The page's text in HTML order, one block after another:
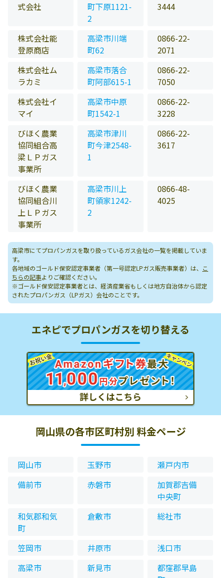
式会社
町下原1121-
2
3444
株式会社能
登原商店
高梁市川端
町62
0866-22-
2071
株式会社ム
ラカミ
高梁市落合
町阿部615-1
0866-22-
7050
株式会社イ
マイ
高梁市中原
町1542-1
0866-22-
3228
びほく農業
協同組合高
梁ＬＰガス
事業所
高梁市津川
町今津2548-
1
0866-22-
3617
びほく農業
協同組合川
上ＬＰガス
事業所
高梁市川上
町領家1242-
2
0866-48-
4025
高梁市にてプロパンガスを取り扱っているガス会社の一覧を掲載していま
す。
各地域のゴールド保安認定事業者（第一号認定LPガス販売事業者）は、
こ
ちらの記事よりご確認ください。
※ゴールド保安認定事業者とは、経済産業省もしくは地方自治体から認定
されたプロパンガス（LPガス）会社のことです。
エネピでプロパンガスを切り替える
岡山県の各市区町村別 料金ページ
岡山市 玉野市
瀬戸内市
備前市
赤磐市
加賀郡吉備
中央町
和気郡和気
町
倉敷市 総社市
笠岡市 井原市
浅口市
高梁市
新見市
都窪郡早島